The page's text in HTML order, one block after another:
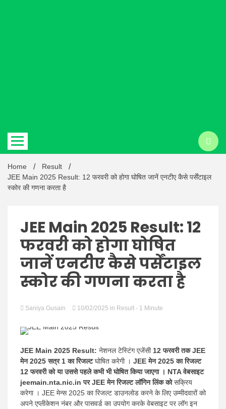
Latest
Hindi
News
Home
Result
JEE Main 2025 Result: 12 फरवरी को होगा घोषित जानें एनटीए कैसे पर्सेंटाइल
स्कोर की गणना करता है
JEE Main 2025 Result: 12
फरवरी को होगा घोषित
जानें एनटीए कैसे पर्सेंटाइल
स्कोर की गणना करता है
Saniya Gusain 10/02/2025 in Result - 1 Minute
JEE Main 2025 Result: नेशनल टेस्टिंग एजेंसी 12 फरवरी तक JEE
मेन 2025 सत्र 1 का रिजल्टघोषित करेगी । JEE मेन 2025 का रिजल्ट
12 फरवरी को या उससे पहले कभी भी घोषित किया जाएगा । NTA वेबसाइट
jeemain.nta.nic.in परJEE मेन रिजल्ट लॉगिन लिंक कोसक्रिय
करेगा । JEE मेन्स 2025 का रिजल्ट डाउनलोड करने के लिए उम्मीदवारों को
अपने एप्लीकेशन नंबर और पासवर्ड का उपयोग करके वेबसाइट पर लॉग इन